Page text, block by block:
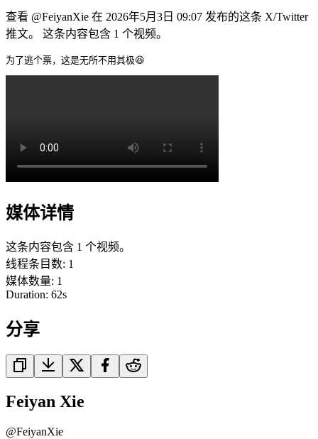
查看 @FeiyanXie 在 2026年5月3日 09:07 发布的这条 X/Twitter
推文。 这条内容包含 1 个视频。
为了逃个票，这是无所不用其极😆
媒体详情
这条内容包含 1 个视频。
线程条目数: 1
媒体数量: 1
Duration: 62s
分享
Feiyan Xie
@FeiyanXie